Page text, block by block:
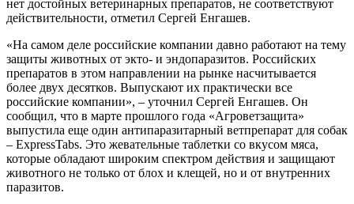
нет достойных ветеринарных препаратов, не соответствуют
действительности, отметил Сергей Енгашев.
«На самом деле российские компании давно работают на тему
защиты животных от экто- и эндопаразитов. Российских
препаратов в этом направлении на рынке насчитывается
более двух десятков. Выпускают их практически все
российские компании», – уточнил Сергей Енгашев. Он
сообщил, что в марте прошлого года «Агроветзащита»
выпустила еще один антипаразитарный ветпрепарат для собак
– ExpressTabs. Это жевательные таблетки со вкусом мяса,
которые обладают широким спектром действия и защищают
животного не только от блох и клещей, но и от внутренних
паразитов.